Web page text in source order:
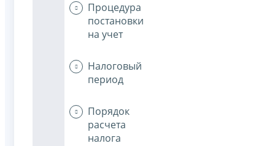
Процедура
постановки
на учет
Налоговый
период
Порядок
расчета
налога